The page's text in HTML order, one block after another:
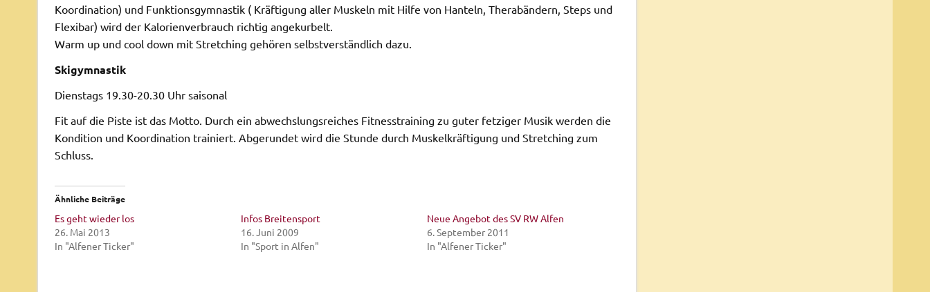
Koordination) und Funktionsgymnastik ( Kräftigung aller Muskeln mit Hilfe von Hanteln, Therabändern, Steps und
Flexibar) wird der Kalorienverbrauch richtig angekurbelt.
Warm up und cool down mit Stretching gehören selbstverständlich dazu.
Skigymnastik
Dienstags 19.30-20.30 Uhr saisonal
Fit auf die Piste ist das Motto. Durch ein abwechslungsreiches Fitnesstraining zu guter fetziger Musik werden die
Kondition und Koordination trainiert. Abgerundet wird die Stunde durch Muskelkräftigung und Stretching zum
Schluss.
Ähnliche Beiträge
Es geht wieder los
26. Mai 2013
In "Alfener Ticker"
Infos Breitensport
16. Juni 2009
In "Sport in Alfen"
Neue Angebot des SV RW Alfen
6. September 2011
In "Alfener Ticker"